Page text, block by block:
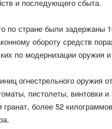
и последующего сбыта.
по стране были задержаны
обороту средств
по модернизации оружия
огнестрельного оружия
пистолеты, винтовки
более 52